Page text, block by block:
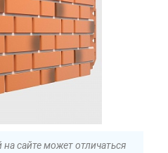
сайте может отличаться